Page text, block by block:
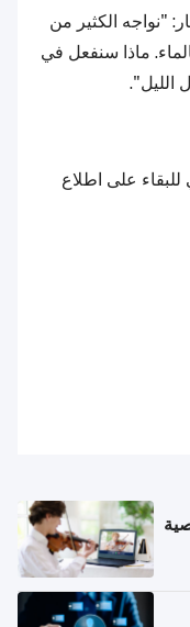
"نواجه الكثير من
ماذا سنفعل في
الليل".
على اطلاع